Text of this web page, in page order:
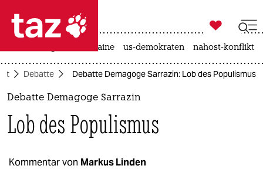
 taz zahl ich
taz zahl ich
politik
öko

taz zahl ich
krieg in der ukraine us-demokraten nahost-konflikt
Debatte Debatte Demagoge Sarrazin: Lob des Populismus
Debatte Demagoge Sarrazin
Lob des Populismus
Kommentar von Markus Linden